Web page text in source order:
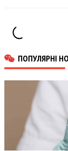
ПОПУЛЯРНІ